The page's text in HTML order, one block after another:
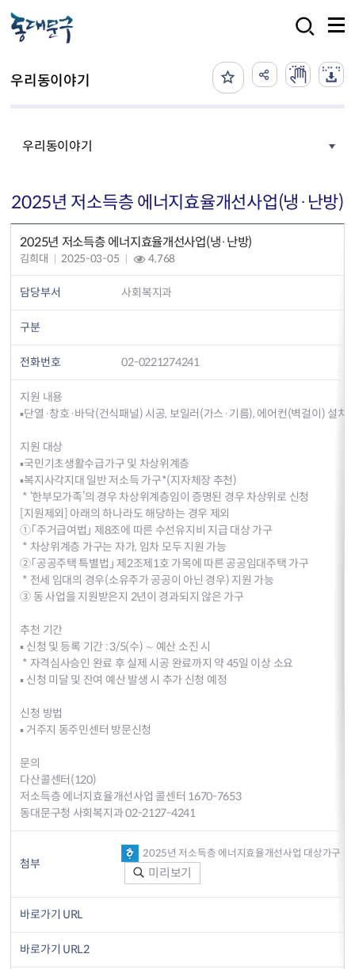
우리동이야기
우리동이야기
2025년 저소득층 에너지효율개선사업(냉·난방)
2025년 저소득층 에너지효율개선사업(냉·난방)
김희대 2025-03-05 4,768
담당부서 사회복지과
구분
전화번호 02-0221274241
지원 내용
▪단열·창호·바닥(건식패널) 시공, 보일러(가스·기름), 에어컨(벽걸이) 설치
지원 대상
▪국민기초생활수급가구 및 차상위계층
▪복지사각지대 일반 저소득 가구*(지자체장 추천)
* ‘한부모가족’의 경우 차상위계층임이 증명된 경우 차상위로 신청
[지원제외] 아래의 하나라도 해당하는 경우 제외
①「주거급여법」 제8조에 따른 수선유지비 지급 대상 가구
* 차상위계층 가구는 자가, 임차 모두 지원 가능
②「공공주택 특별법」 제2조제1호 가목에 따른 공공임대주택 가구
* 전세 임대의 경우(소유주가 공공이 아닌 경우) 지원 가능
③ 동 사업을 지원받은지 2년이 경과되지 않은 가구
추천 기간
▪ 신청 및 등록 기간 : 3/5(수) ∼ 예산 소진 시
* 자격심사승인 완료 후 실제 시공 완료까지 약 45일 이상 소요
▪ 신청 미달 및 잔여 예산 발생 시 추가 신청 예정
신청 방법
▪ 거주지 동주민센터 방문신청
문의
다산콜센터(120)
저소득층 에너지효율개선사업 콜센터 1670-7653
동대문구청 사회복지과 02-2127-4241
첨부
2025년 저소득층 에너지효율개선사업 대상가구
미리보기
바로가기 URL
바로가기 URL2